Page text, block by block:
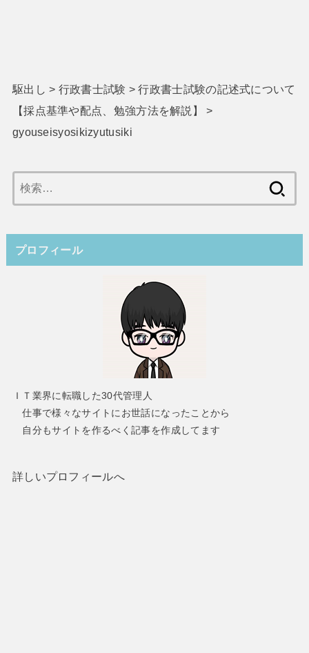
駆出し > 行政書士試験 >行政書士試験の記述式について
【採点基準や配点、勉強方法を解説】
>
gyouseisyosikizyutusiki
索:
プロフィール
ＩＴ業界に転職した30代管理人
仕事で様々なサイトにお世話になったことから
自分もサイトを作るべく記事を作成してます
詳しいプロフィールへ